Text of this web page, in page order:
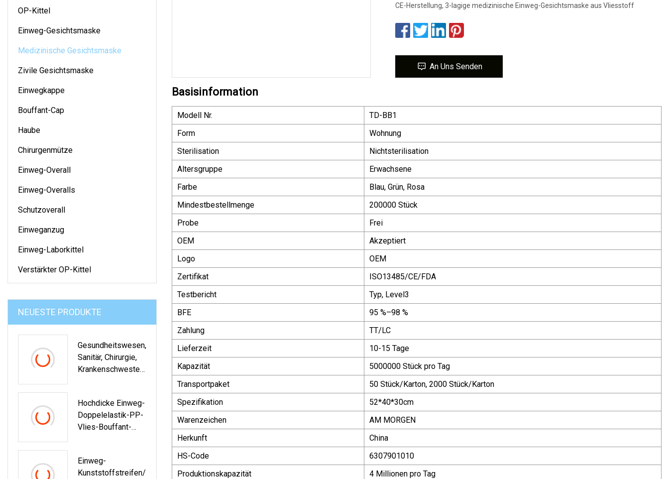
OP-Kittel
Einweg-Gesichtsmaske
Medizinische Gesichtsmaske
Zivile Gesichtsmaske
Einwegkappe
Bouffant-Cap
Haube
Chirurgenmütze
Einweg-Overall
Einweg-Overalls
Schutzoverall
Einweganzug
Einweg-Laborkittel
Verstärkter OP-Kittel
NEUESTE PRODUKTE
Gesundheitswesen,
Sanitär, Chirurgie,
Krankenschwester,
Labore
Hochdicke Einweg-
Doppelelastik-PP-
Vlies-Bouffant-
Krankenschwestern
Einweg-
Kunststoffstreifen/
CE-Herstellung, 3-lagige medizinische Einweg-Gesichtsmaske aus Vliesstoff
An Uns Senden
Basisinformation
Modell Nr.
TD-BB1
Form
Wohnung
Sterilisation
Nichtsterilisation
Altersgruppe
Erwachsene
Farbe
Blau, Grün, Rosa
Mindestbestellmenge
200000 Stück
Probe
Frei
OEM
Akzeptiert
Logo
OEM
Zertifikat
ISO13485/CE/FDA
Testbericht
Typ, Level3
BFE
95 %–98 %
Zahlung
TT/LC
Lieferzeit
10-15 Tage
Kapazität
5000000 Stück pro Tag
Transportpaket
50 Stück/Karton, 2000 Stück/Karton
Spezifikation
52*40*30cm
Warenzeichen
AM MORGEN
Herkunft
China
HS-Code
6307901010
Produktionskapazität
4 Millionen pro Tag